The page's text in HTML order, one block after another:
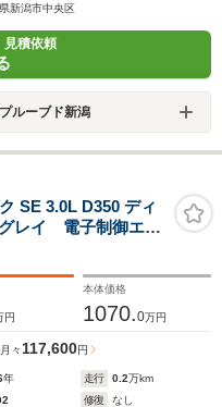
新潟市中央区
見積依頼
ルーブド新潟
SE 3.0L D350 ディ
レイ 電子制御エア
ントシート(ヒー
円
本体価格
1070.0万円
月々 117,600円
年 走行 0.2万km
修復
なし